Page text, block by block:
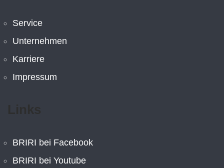
Service
Unternehmen
Karriere
Impressum
BRIRI bei Facebook
BRIRI bei Youtube